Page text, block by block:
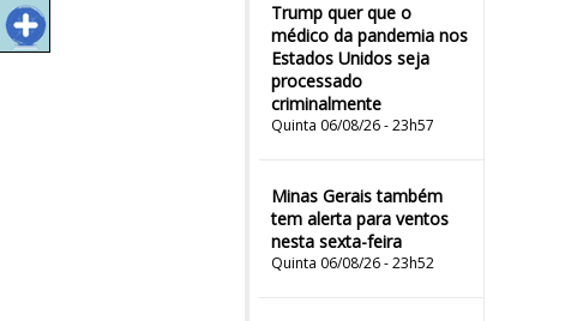
Trump quer que o
médico da pandemia nos
Estados Unidos seja
processado
criminalmente
Quinta 06/08/26 - 23h57
Minas Gerais também
tem alerta para ventos
nesta sexta-feira
Quinta 06/08/26 - 23h52